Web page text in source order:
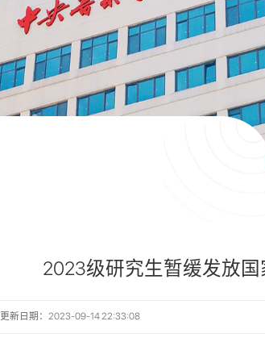
2023级研究生暂缓发放
更新日期：2023-09-14 22:33:08